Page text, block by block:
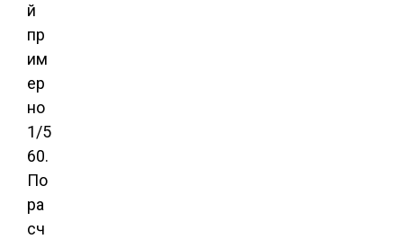
й
пр
им
ер
но
1/5
60.
По
ра
сч